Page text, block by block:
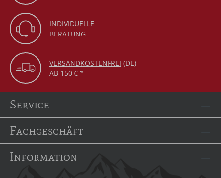
INDIVIDUELLE
BERATUNG
VERSANDKOSTENFREI (DE)
AB 150 € *
Service
Fachgeschäft
Information